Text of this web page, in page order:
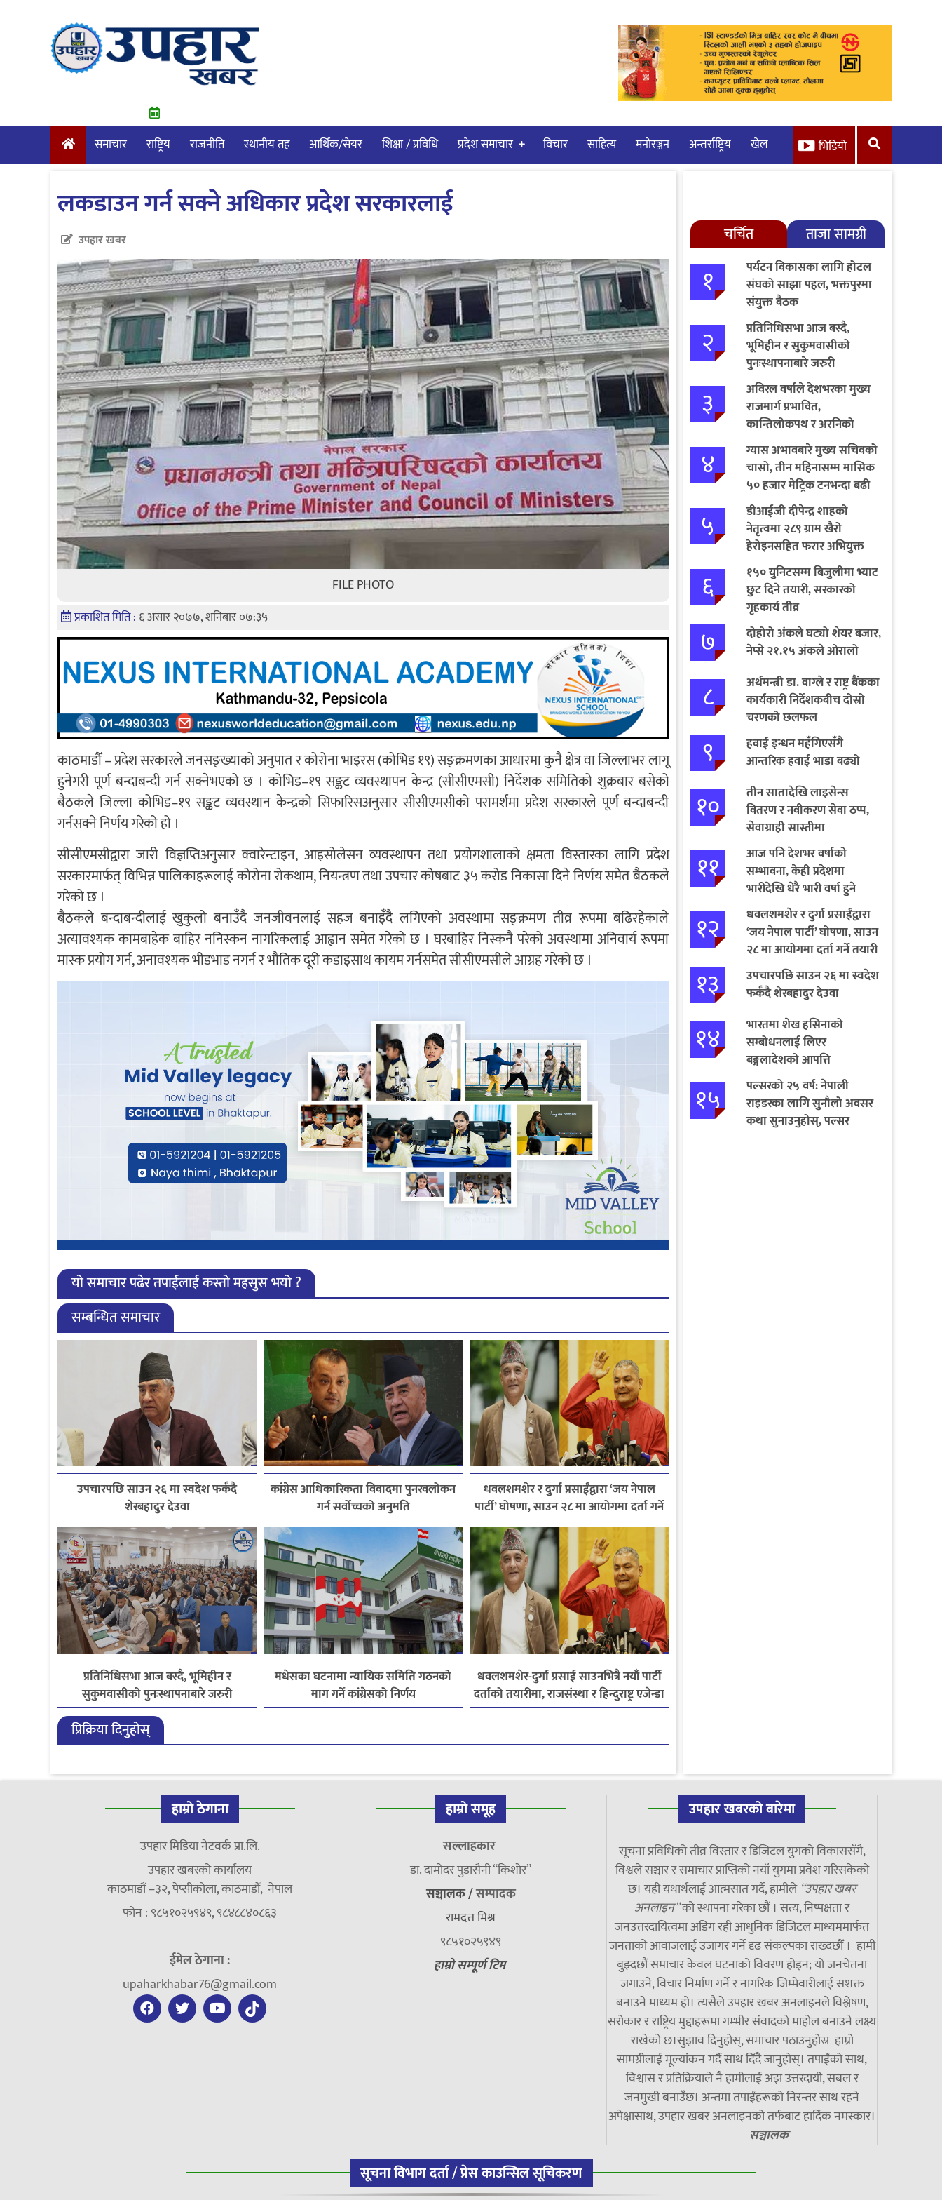
समाचार राष्ट्रिय राजनीति स्थानीय तह आर्थिक/सेयर शिक्षा / प्रविधि प्रदेश समाचार विचार साहित्य मनाेरञ्जन अन्तर्राष्ट्रिय खेल भिडियो
लकडाउन गर्न सक्ने अधिकार प्रदेश सरकारलाई
उपहार खबर
FILE PHOTO
प्रकाशित मिति : ६ असार २०७७, शनिबार ०७:३५
काठमाडौँ – प्रदेश सरकारले जनसङ्ख्याको अनुपात र कोरोना भाइरस (कोभिड १९) सङ्क्रमणका आधारमा कुनै क्षेत्र वा जिल्लाभर लागू
हुनेगरी पूर्ण बन्दाबन्दी गर्न सक्नेभएको छ । कोभिड–१९ सङ्कट व्यवस्थापन केन्द्र (सीसीएमसी) निर्देशक समितिको शुक्रबार बसेको
बैठकले जिल्ला कोभिड–१९ सङ्कट व्यवस्थान केन्द्रको सिफारिसअनुसार सीसीएमसीको परामर्शमा प्रदेश सरकारले पूर्ण बन्दाबन्दी
गर्नसक्ने निर्णय गरेको हो ।
सीसीएमसीद्वारा जारी विज्ञप्तिअनुसार क्वारेन्टाइन, आइसोलेसन व्यवस्थापन तथा प्रयोगशालाको क्षमता विस्तारका लागि प्रदेश
सरकारमार्फत् विभिन्न पालिकाहरूलाई कोरोना रोकथाम, नियन्त्रण तथा उपचार कोषबाट ३५ करोड निकासा दिने निर्णय समेत बैठकले
गरेको छ ।
बैठकले बन्दाबन्दीलाई खुकुलो बनाउँदै जनजीवनलाई सहज बनाइँदै लगिएको अवस्थामा सङ्क्रमण तीव्र रूपमा बढिरहेकाले
अत्यावश्यक कामबाहेक बाहिर ननिस्कन नागरिकलाई आह्वान समेत गरेको छ । घरबाहिर निस्कनै परेको अवस्थामा अनिवार्य रूपमा
मास्क प्रयोग गर्न, अनावश्यक भीडभाड नगर्न र भौतिक दूरी कडाइसाथ कायम गर्नसमेत सीसीएमसीले आग्रह गरेको छ ।
यो समाचार पढेर तपाईलाई कस्तो महसुस भयो ?
सम्बन्धित समाचार
उपचारपछि साउन २६ मा स्वदेश फर्कँदै
शेरबहादुर देउवा
कांग्रेस आधिकारिकता विवादमा पुनरवलोकन
गर्न सर्वोच्चको अनुमति
धवलशमशेर र दुर्गा प्रसाईंद्वारा ‘जय नेपाल
पार्टी’ घोषणा, साउन २८ मा आयोगमा दर्ता गर्ने
तयारी
प्रतिनिधिसभा आज बस्दै, भूमिहीन र
सुकुमवासीको पुनःस्थापनाबारे जरुरी
प्रस्तावमाथि छलफल हुने
मधेसका घटनामा न्यायिक समिति गठनको
माग गर्ने कांग्रेसको निर्णय
धवलशमशेर-दुर्गा प्रसाईं साउनभित्रै नयाँ पार्टी
दर्ताको तयारीमा, राजसंस्था र हिन्दुराष्ट्र एजेन्डा
प्रिक्रिया दिनुहोस्
चर्चित ताजा सामग्री
१
पर्यटन विकासका लागि होटल
संघको साझा पहल, भक्तपुरमा
संयुक्त बैठक
२
प्रतिनिधिसभा आज बस्दै,
भूमिहीन र सुकुमवासीको
पुनःस्थापनाबारे जरुरी
प्रस्तावमाथि छलफल हुने
३
अविरल वर्षाले देशभरका मुख्य
राजमार्ग प्रभावित,
कान्तिलोकपथ र अरनिको
राजमार्ग पूर्ण अवरुद्ध
४
ग्यास अभावबारे मुख्य सचिवको
चासो, तीन महिनासम्म मासिक
५० हजार मेट्रिक टनभन्दा बढी
आयात गर्ने निर्णय
५
डीआईजी दीपेन्द्र शाहको
नेतृत्वमा २८९ ग्राम खैरो
हेरोइनसहित फरार अभियुक्त
पक्राउ
६
१५० युनिटसम्म बिजुलीमा भ्याट
छुट दिने तयारी, सरकारको
गृहकार्य तीव्र
७
दोहोरो अंकले घट्यो शेयर बजार,
नेप्से २१.१५ अंकले ओरालो
८
अर्थमन्त्री डा. वाग्ले र राष्ट्र बैंकका
कार्यकारी निर्देशकबीच दोस्रो
चरणको छलफल
९
हवाई इन्धन महँगिएसँगै
आन्तरिक हवाई भाडा बढ्यो
१०
तीन सातादेखि लाइसेन्स
वितरण र नवीकरण सेवा ठप्प,
सेवाग्राही सास्तीमा
११
आज पनि देशभर वर्षाको
सम्भावना, केही प्रदेशमा
भारीदेखि धेरै भारी वर्षा हुने
चेतावनी
१२
धवलशमशेर र दुर्गा प्रसाईंद्वारा
‘जय नेपाल पार्टी’ घोषणा, साउन
२८ मा आयोगमा दर्ता गर्ने तयारी
१३
उपचारपछि साउन २६ मा स्वदेश
फर्कँदै शेरबहादुर देउवा
१४
भारतमा शेख हसिनाको
सम्बोधनलाई लिएर
बङ्गलादेशको आपत्ति
१५
पल्सरको २५ वर्ष: नेपाली
राइडरका लागि सुनौलो अवसर
कथा सुनाउनुहोस्, पल्सर
हाम्रो ठेगाना
उपहार मिडिया नेटवर्क प्रा.लि.
उपहार खबरको कार्यालय
काठमाडौं –३२, पेप्सीकोला, काठमाडौँ, नेपाल
फोन : ९८५१०२५९४९, ९८४८८४०८६३
ईमेल ठेगाना :
upaharkhabar76@gmail.com
हाम्रो समूह
सल्लाहकार
डा. दामाेदर पुडासैनी “किशाेर”
सञ्चालक /सम्पादक
रामदत्त मिश्र
९८५१०२५९४९
हाम्रो सम्पूर्ण टिम
उपहार खबरको बारेमा
सूचना प्रविधिको तीव्र विस्तार र डिजिटल युगको विकाससँगै,
विश्वले सञ्चार र समाचार प्राप्तिको नयाँ युगमा प्रवेश गरिसकेको
छ। यही यथार्थलाई आत्मसात गर्दै, हामीले “उपहार खबर
अनलाइन”को स्थापना गरेका छौं । सत्य, निष्पक्षता र
जनउत्तरदायित्वमा अडिग रही आधुनिक डिजिटल माध्यममार्फत
जनताको आवाजलाई उजागर गर्ने दृढ संकल्पका राख्दछौँ । हामी
बुझ्दछौं समाचार केवल घटनाको विवरण होइन; यो जनचेतना
जगाउने, विचार निर्माण गर्ने र नागरिक जिम्मेवारीलाई सशक्त
बनाउने माध्यम हो। त्यसैले उपहार खबर अनलाइनले विश्लेषण,
सरोकार र राष्ट्रिय मुद्दाहरूमा गम्भीर संवादको माहोल बनाउने लक्ष्य
राखेको छ।सुझाव दिनुहोस्, समाचार पठाउनुहोस्र हाम्रो
सामग्रीलाई मूल्यांकन गर्दै साथ दिँदै जानुहोस्। तपाईंको साथ,
विश्वास र प्रतिक्रियाले नै हामीलाई अझ उत्तरदायी, सबल र
जनमुखी बनाउँछ। अन्तमा तपाईंहरूको निरन्तर साथ रहने
अपेक्षासाथ, उपहार खबर अनलाइनको तर्फबाट हार्दिक नमस्कार।
सञ्चालक
सूचना विभाग दर्ता / प्रेस काउन्सिल सूचिकरण